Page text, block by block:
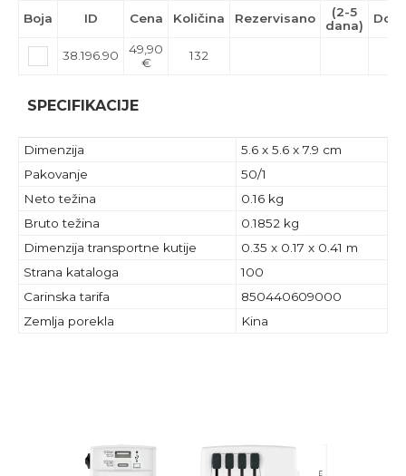
Boja ID Cena Količina Rezervisano
(2-5
dana)
38.196.90
49,90
€
132
SPECIFIKACIJE
Dimenzija
5.6 x 5.6 x 7.9 cm
Pakovanje
50/1
Neto težina
0.16 kg
Bruto težina
0.1852 kg
Dimenzija transportne kutije
0.35 x 0.17 x 0.41 m
Strana kataloga
100
Carinska tarifa
850440609000
Zemlja porekla
Kina